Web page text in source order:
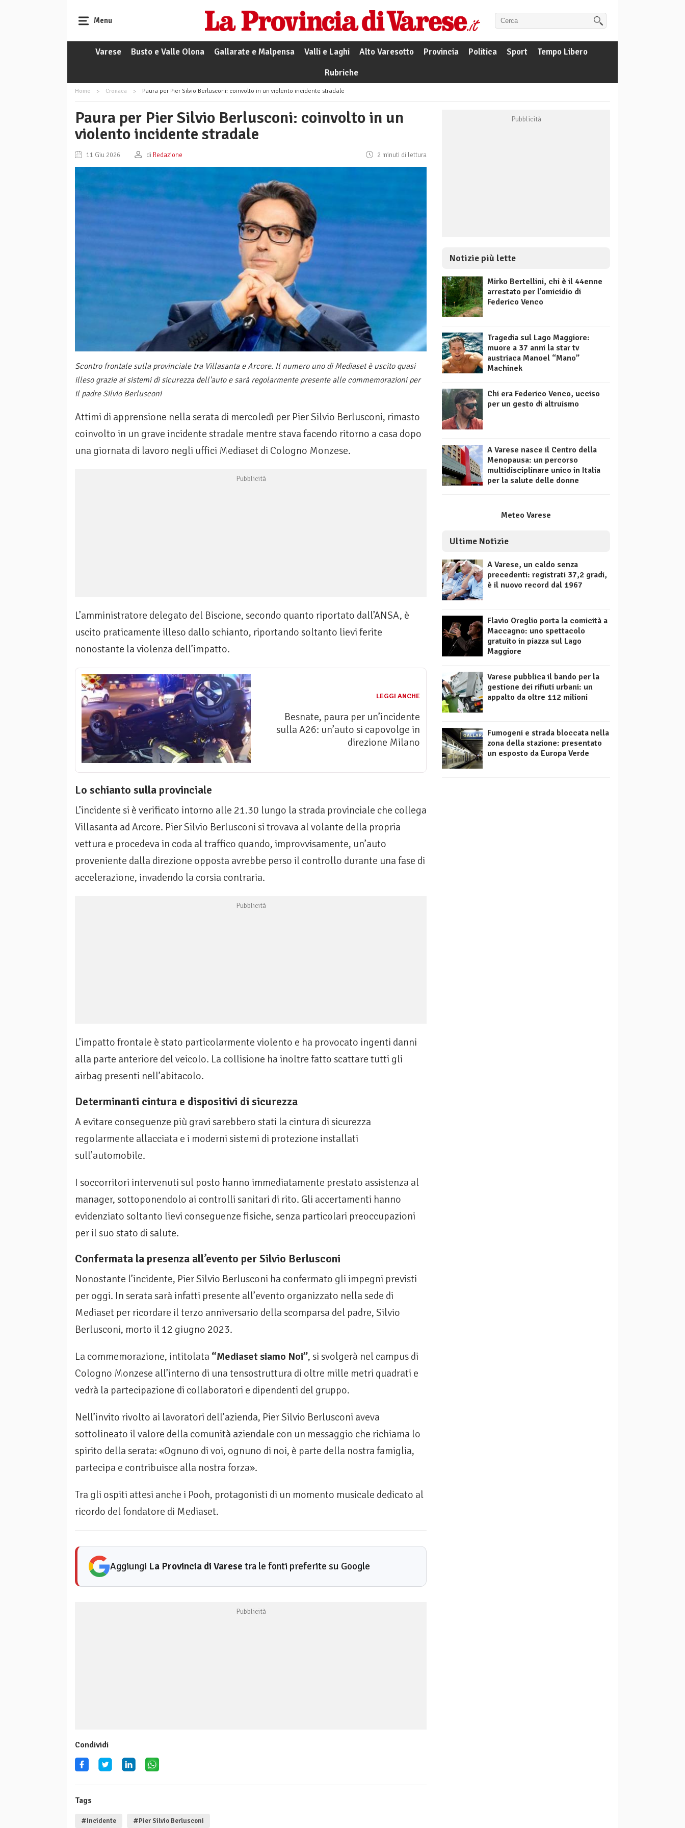
Menu
Varese Busto e Valle Olona Gallarate e Malpensa Valli e Laghi Alto Varesotto Provincia Politica Sport
Tempo Libero
Rubriche
Home Cronaca Paura per Pier Silvio Berlusconi: coinvolto in un violento incidente stradale
Paura per Pier Silvio Berlusconi: coinvolto in un
violento incidente stradale
11 Giu 2026 di Redazione 2 minuti di lettura
Scontro frontale sulla provinciale tra Villasanta e Arcore. Il numero uno di Mediaset è uscito quasi
illeso grazie ai sistemi di sicurezza dell'auto e sarà regolarmente presente alle commemorazioni per
il padre Silvio Berlusconi
Attimi di apprensione nella serata di mercoledì per Pier Silvio Berlusconi, rimasto
coinvolto in un grave incidente stradale mentre stava facendo ritorno a casa dopo
una giornata di lavoro negli uffici Mediaset di Cologno Monzese.
L’amministratore delegato del Biscione, secondo quanto riportato dall’ANSA, è
uscito praticamente illeso dallo schianto, riportando soltanto lievi ferite
nonostante la violenza dell’impatto.
LEGGI ANCHE
Besnate, paura per un’incidente
sulla A26: un’auto si capovolge in
direzione Milano
Lo schianto sulla provinciale
L’incidente si è verificato intorno alle 21.30 lungo la strada provinciale che collega
Villasanta ad Arcore. Pier Silvio Berlusconi si trovava al volante della propria
vettura e procedeva in coda al traffico quando, improvvisamente, un’auto
proveniente dalla direzione opposta avrebbe perso il controllo durante una fase di
accelerazione, invadendo la corsia contraria.
L’impatto frontale è stato particolarmente violento e ha provocato ingenti danni
alla parte anteriore del veicolo. La collisione ha inoltre fatto scattare tutti gli
airbag presenti nell’abitacolo.
Determinanti cintura e dispositivi di sicurezza
A evitare conseguenze più gravi sarebbero stati la cintura di sicurezza
regolarmente allacciata e i moderni sistemi di protezione installati
sull’automobile.
I soccorritori intervenuti sul posto hanno immediatamente prestato assistenza al
manager, sottoponendolo ai controlli sanitari di rito. Gli accertamenti hanno
evidenziato soltanto lievi conseguenze fisiche, senza particolari preoccupazioni
per il suo stato di salute.
Confermata la presenza all’evento per Silvio Berlusconi
Nonostante l’incidente, Pier Silvio Berlusconi ha confermato gli impegni previsti
per oggi. In serata sarà infatti presente all’evento organizzato nella sede di
Mediaset per ricordare il terzo anniversario della scomparsa del padre, Silvio
Berlusconi, morto il 12 giugno 2023.
La commemorazione, intitolata “Mediaset siamo Noi”, si svolgerà nel campus di
Cologno Monzese all’interno di una tensostruttura di oltre mille metri quadrati e
vedrà la partecipazione di collaboratori e dipendenti del gruppo.
Nell’invito rivolto ai lavoratori dell’azienda, Pier Silvio Berlusconi aveva
sottolineato il valore della comunità aziendale con un messaggio che richiama lo
spirito della serata: «Ognuno di voi, ognuno di noi, è parte della nostra famiglia,
partecipa e contribuisce alla nostra forza».
Tra gli ospiti attesi anche i Pooh, protagonisti di un momento musicale dedicato al
ricordo del fondatore di Mediaset.
Aggiungi La Provincia di Varese tra le fonti preferite su Google
Condividi
Tags
#Incidente #Pier Silvio Berlusconi
Notizie più lette
Mirko Bertellini, chi è il 44enne
arrestato per l’omicidio di
Federico Venco
Tragedia sul Lago Maggiore:
muore a 37 anni la star tv
austriaca Manoel “Mano”
Machinek
Chi era Federico Venco, ucciso
per un gesto di altruismo
A Varese nasce il Centro della
Menopausa: un percorso
multidisciplinare unico in Italia
per la salute delle donne
Meteo Varese
Ultime Notizie
A Varese, un caldo senza
precedenti: registrati 37,2 gradi,
è il nuovo record dal 1967
Flavio Oreglio porta la comicità a
Maccagno: uno spettacolo
gratuito in piazza sul Lago
Maggiore
Varese pubblica il bando per la
gestione dei rifiuti urbani: un
appalto da oltre 112 milioni
Fumogeni e strada bloccata nella
zona della stazione: presentato
un esposto da Europa Verde